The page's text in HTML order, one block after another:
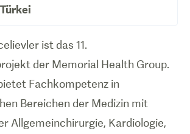
Türkei
ist das 11.
der Memorial Health Group.
Fachkompetenz in
Bereichen der Medizin mit
Allgemeinchirurgie, Kardiologie,